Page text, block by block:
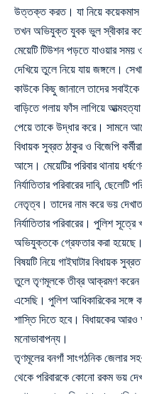
উত্তক্ত করত। যা নিয়ে কয়েকমাস
তখন অভিযুক্ত যুবক ভুল স্বীকার করে
মেয়েটি টিউশন পড়তে যাওয়ার
দেখিয়ে তুলে নিয়ে যায় জঙ্গলে।
কাউকে কিছু জানালে তাদের সবাইকে
বাড়িতে গলায় ফাঁস লাগিয়ে
পেয়ে তাকে উদ্ধার করে। সামনে
বিধায়ক সুব্রত ঠাকুর ও বিজেপি
আসে। মেয়েটির পরিবার থানায়
নির্যাতিতার পরিবারের দাবি,
নেতৃত্ব। তাদের নাম করে ভয়
নির্যাতিতার পরিবারের। পুলিশ
অভিযুক্তকে গ্রেফতার করা
বিষয়টি নিয়ে গাইঘাটার বিধায়ক
তুলে তৃণমূলকে তীব্র আক্রমণ করেন।
এসেছি। পুলিশ আধিকারিকের
শাস্তি দিতে হবে। বিধায়কের
মনোভাবাপন্য।
তৃণমূলের বনগাঁ সাংগঠনিক জেলার
থেকে পরিবারকে কোনো রকম ভয়